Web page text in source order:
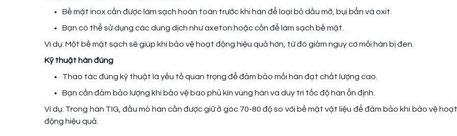
Bề mặt inox cần được làm sạch hoàn toàn trước khi hàn để loại bỏ dầu mỡ, bụi bẩn và oxit.
Bạn có thể sử dụng các dung dịch như axeton hoặc cồn để làm sạch bề mặt.
Ví dụ: Một bề mặt sạch sẽ giúp khí bảo vệ hoạt động hiệu quả hơn, từ đó giảm nguy cơ mối hàn bị đen.
Kỹ thuật hàn đúng
Thao tác đúng kỹ thuật là yếu tố quan trọng để đảm bảo mối hàn đạt chất lượng cao.
Bạn cần đảm bảo lượng khí bảo vệ bao phủ kín vùng hàn và duy trì tốc độ hàn ổn định.
Ví dụ: Trong hàn TIG, đầu mỏ hàn cần được giữ ở góc 70-80 độ so với bề mặt vật liệu để đảm bảo khí bảo vệ hoạt
động hiệu quả.